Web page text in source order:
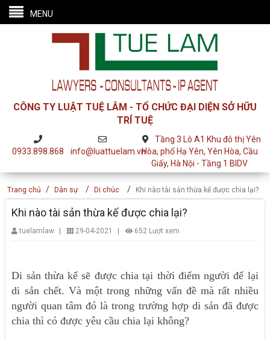
MENU
CÔNG TY LUẬT TUỆ LÂM - TỔ CHỨC ĐẠI DIỆN SỞ HỮU
TRÍ TUỆ
0933.898.868 info@luattuelam.vn
Tầng 3 Lô A1 Khu đô thị Yên
Hòa, phố Hạ Yên, Yên Hòa, Cầu
Giấy, Hà Nội - Tầng 1 BIDV
Trang chủ / Dân sự / Di chúc / Khi nào tài sản thừa kế được chia lại?
Khi nào tài sản thừa kế được chia lại?
tuelamlaw | 29-04-2021 | 652 Lượt xem
Di sản thừa kế sẽ được chia tại thời điểm người để lại
di sản chết. Và một trong những vấn đề mà rất nhiều
người quan tâm đó là trong trường hợp di sản đã được
chia thì có được yêu cầu chia lại không?